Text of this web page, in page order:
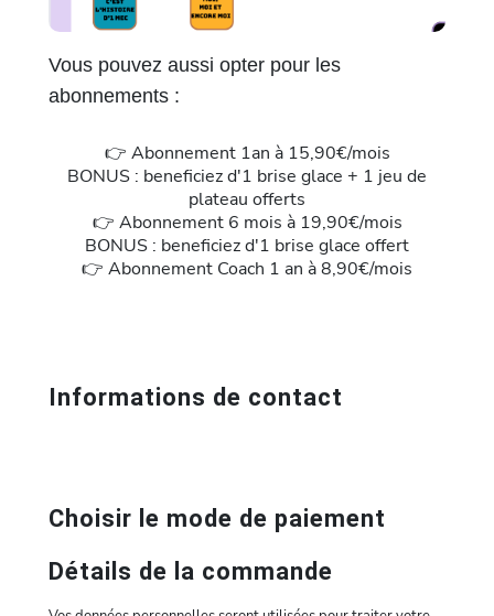
Vous pouvez aussi opter pour les
abonnements :
👉 Abonnement 1an à 15,90€/mois
BONUS : beneficiez d'1 brise glace + 1 jeu de
plateau offerts
👉 Abonnement 6 mois à 19,90€/mois
BONUS : beneficiez d'1 brise glace offert
👉 Abonnement Coach 1 an à 8,90€/mois
Informations de contact
Choisir le mode de paiement
Détails de la commande